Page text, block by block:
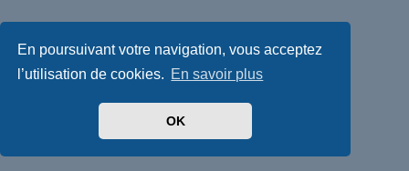
En poursuivant votre navigation, vous acceptez
l’utilisation de cookies. En savoir plus
OK